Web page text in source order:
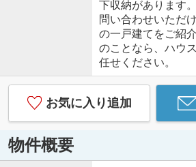
下収納があります
問い合わせいただ
の一戸建てをご紹
のことなら、ハウ
任せください。
お気に入り追加
物件概要